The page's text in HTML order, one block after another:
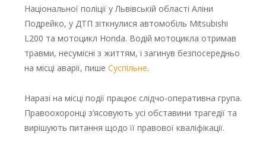
Національної поліції у Львівській області Аліни
Подрейко, у ДТП зіткнулися автомобіль Mitsubishi
L200 та мотоцикл Honda. Водій мотоцикла отримав
травми, несумісні з життям, і загинув безпосередньо
на місці аварії, пише Суспільне.
Наразі на місці події працює слідчо-оперативна група.
Правоохоронці з’ясовують усі обставини трагедії та
вирішують питання щодо її правової кваліфікації.